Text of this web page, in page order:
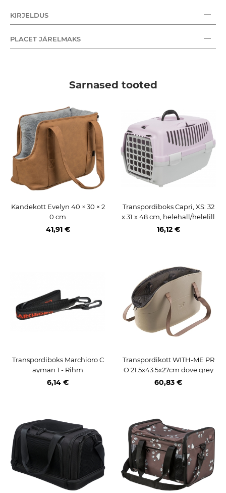
KIRJELDUS
PLACET JÄRELMAKS
Sarnased tooted
Kandekott Evelyn 40 × 30 × 2
0 cm
41,91 €
Transpordiboks Capri, XS: 32
x 31 x 48 cm, helehall/helelill
a
16,12 €
Transpordiboks Marchioro C
ayman 1 - Rihm
6,14 €
Transpordikott WITH-ME PR
O 21.5x43.5x27cm dove grey
60,83 €